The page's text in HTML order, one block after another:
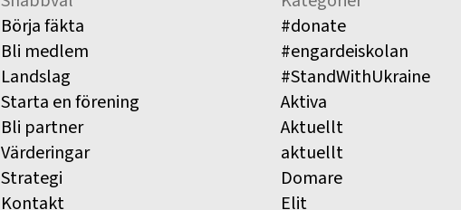
Börja fäkta
Bli medlem
Landslag
Starta en förening
Bli partner
Värderingar
Strategi
Kontakt
#donate
#engardeiskolan
#StandWithUkraine
Aktiva
Aktuellt
aktuellt
Domare
Elit